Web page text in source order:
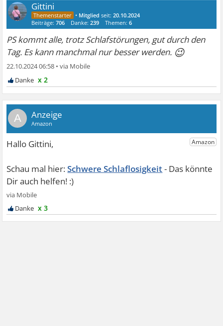
Gittini
• Mitglied seit:20.10.2024
Beiträge:706 Danke:239 Themen:6
PS kommt alle, trotz Schlafstörungen, gut durch den
Tag. Es kann manchmal nur besser werden. 😉
22.10.2024 06:58 •
x 2
A
Schwere Schlaflosigkeit
x 3